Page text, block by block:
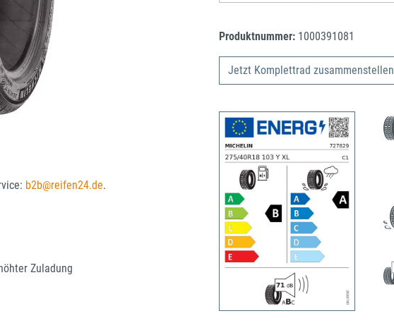
b2b@reifen24.de.
Zuladung
Produktnummer: 1000391081
Jetzt Komplettrad zusammenstellen